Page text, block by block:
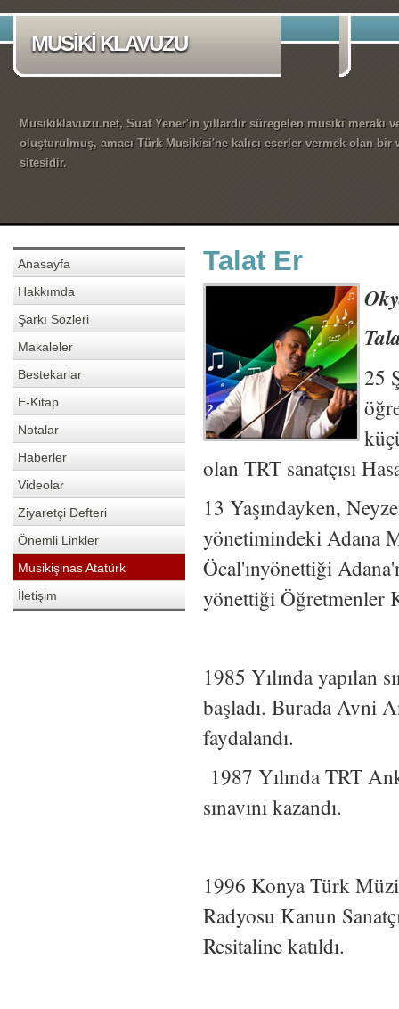
MUSİKİ KLAVUZU
Musikiklavuzu.net, Suat Yener'in yıllardır süregelen musiki merakı
oluşturulmuş, amacı Türk Musikisi'ne kalıcı eserler vermek olan bir
sitesidir.
Anasayfa
Hakkımda
Şarkı Sözleri
Makaleler
Bestekarlar
E-Kitap
Notalar
Haberler
Videolar
Ziyaretçi Defteri
Önemli Linkler
Musikişinas Atatürk
İletişim
Talat Er
25
olan TRT sanatçısı
13 Yaşındayken,
yönetimindeki Adana
Öcal'ınyönettiği
yönettiği Öğretmenler
1985 Yılında yapılan
başladı. Burada Avni
faydalandı.
1987 Yılında TRT
sınavını kazandı.
1996 Konya Türk
Radyosu Kanun
Resitaline katıldı.